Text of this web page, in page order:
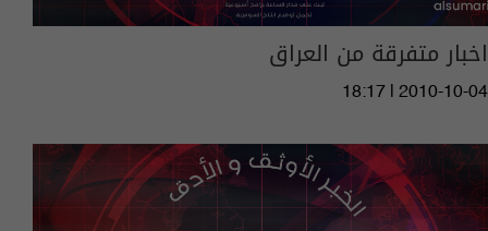
اخبار متفرقة من العراق
18:17 | 2010-10-04